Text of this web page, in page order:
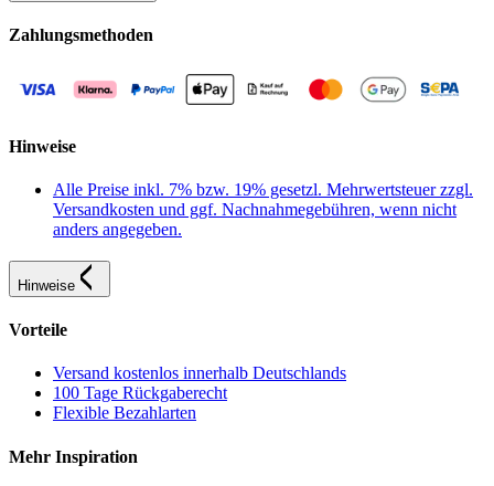
Zahlungsmethoden
Hinweise
Alle Preise inkl. 7% bzw. 19% gesetzl. Mehrwertsteuer zzgl.
Versandkosten und ggf. Nachnahmegebühren, wenn nicht
anders angegeben.
Hinweise
Vorteile
Versand kostenlos innerhalb Deutschlands
100 Tage Rückgaberecht
Flexible Bezahlarten
Mehr Inspiration